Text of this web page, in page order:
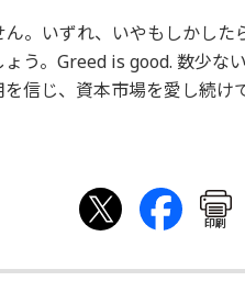
。いずれ、いやもしかし
う。Greed is good. 数少な
信じ、資本市場を愛し続
印刷